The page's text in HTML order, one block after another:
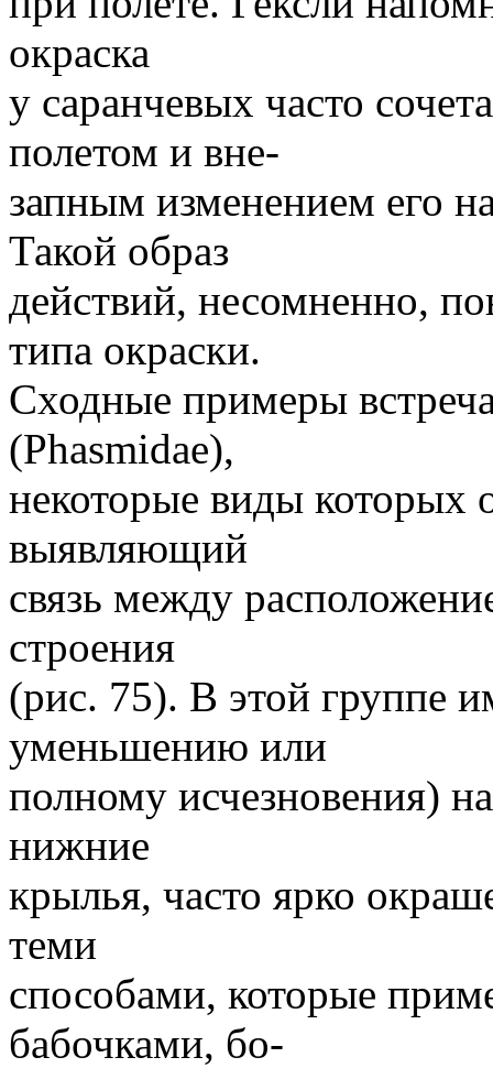
окраска
у саранчевых часто
полетом и вне-
запным изменением его
Такой образ
действий, несомненно,
типа окраски.
Сходные примеры
(Phasmidae),
некоторые виды которых
выявляющий
связь между
строения
(рис. 75). В этой группе
уменьшению или
полному исчезновения)
нижние
крылья, часто ярко
теми
способами, которые
бабочками, бо-